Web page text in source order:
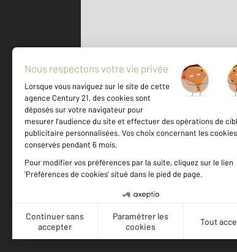
500 m ©Mappy
Votre agence est notée
Achat
Location